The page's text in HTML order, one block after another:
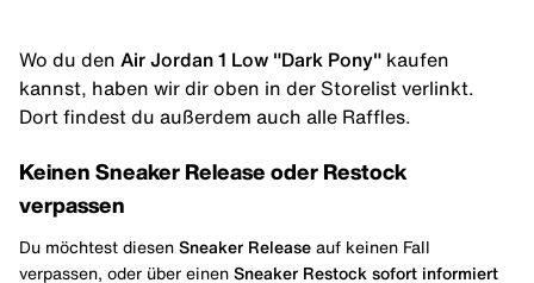
Wo du den Air Jordan 1 Low "Dark Pony" kaufen
kannst, haben wir dir oben in der Storelist verlinkt.
Dort findest du außerdem auch alle Raffles.
Keinen Sneaker Release oder Restock
verpassen
Du möchtest diesen Sneaker Release auf keinen Fall
verpassen, oder über einen Sneaker Restock sofort informiert